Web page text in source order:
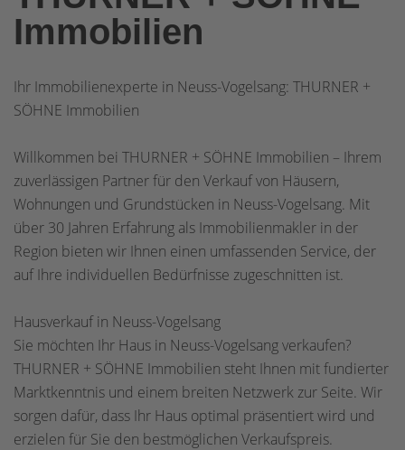
Immobilien
Ihr Immobilienexperte in Neuss-Vogelsang: THURNER +
SÖHNE Immobilien
Willkommen bei THURNER + SÖHNE Immobilien – Ihrem
zuverlässigen Partner für den Verkauf von Häusern,
Wohnungen und Grundstücken in Neuss-Vogelsang. Mit
über 30 Jahren Erfahrung als Immobilienmakler in der
Region bieten wir Ihnen einen umfassenden Service, der
auf Ihre individuellen Bedürfnisse zugeschnitten ist.
Hausverkauf in Neuss-Vogelsang
Sie möchten Ihr Haus in Neuss-Vogelsang verkaufen?
THURNER + SÖHNE Immobilien steht Ihnen mit fundierter
Marktkenntnis und einem breiten Netzwerk zur Seite. Wir
sorgen dafür, dass Ihr Haus optimal präsentiert wird und
erzielen für Sie den bestmöglichen Verkaufspreis.